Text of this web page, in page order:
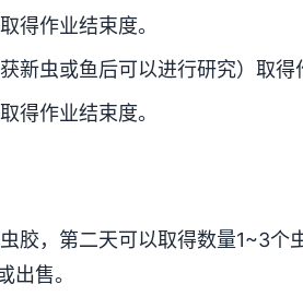
得作业结束度。
新虫或鱼后可以进行研究）取得
得作业结束度。
胶，第二天可以取得数量1~3个
出售。